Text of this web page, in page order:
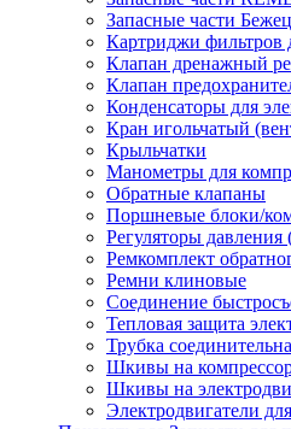
Запасные части
Картриджи фильтров
Клапан дренажный
Клапан
Конденсаторы для
Кран игольчатый
Крыльчатки
Манометры для
Обратные клапаны
Поршневые блоки/
Регуляторы давления
Ремкомплект
Ремни клиновые
Соединение
Тепловая защита
Трубка
Шкивы на
Шкивы на
Электродвигатели